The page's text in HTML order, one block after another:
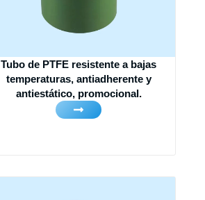
Tubo de PTFE resistente a bajas
temperaturas, antiadherente y
antiestático, promocional.